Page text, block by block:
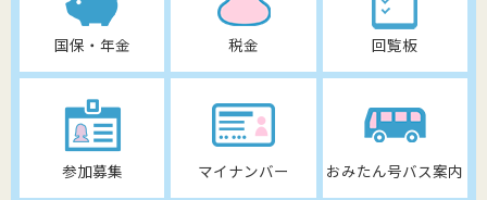
国保・年金 税金 回覧板
参加募集 マイナンバー おみたん号バス案内